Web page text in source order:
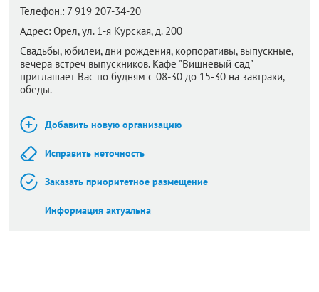
Телефон.: 7 919 207-34-20
Адрес: Орел,ул. 1-я Курская, д. 200
Свадьбы, юбилеи, дни рождения, корпоративы, выпускные,
вечера встреч выпускников. Кафе "Вишневый сад"
приглашает Вас по будням с 08-30 до 15-30 на завтраки,
обеды.
Добавить новую организацию
Исправить неточность
Заказать приоритетное размещение
Информация актуальна